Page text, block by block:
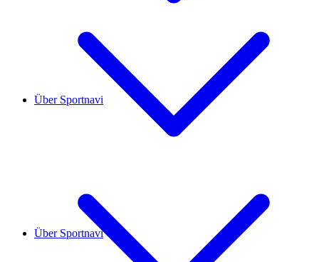
Über Sportnavi
Über Sportnavi